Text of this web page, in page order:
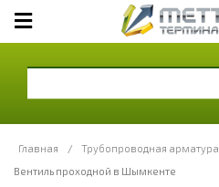
Главная / Трубопроводная арматура
Вентиль проходной в Шымкенте